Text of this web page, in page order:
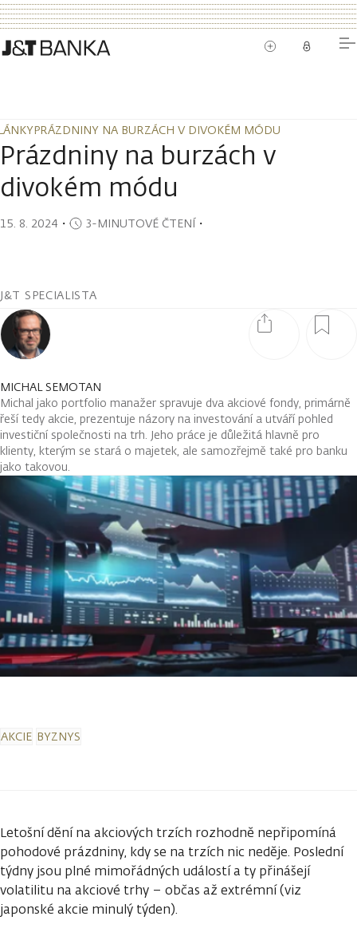
PRÁZDNINY NA BURZÁCH V DIVOKÉM MÓDU
Prázdniny na burzách v
divokém módu
15. 8. 2024 ・ 3-MINUTOVÉ ČTENÍ・
J&T SPECIALISTA
MICHAL SEMOTAN
Michal jako portfolio manažer spravuje dva akciové fondy, primárně
řeší tedy akcie, prezentuje názory na investování a utváří pohled
investiční společnosti na trh. Jeho práce je důležitá hlavně pro
klienty, kterým se stará o majetek, ale samozřejmě také pro banku
jako takovou.
AKCIE BYZNYS
Letošní dění na akciových trzích rozhodně nepřipomíná
pohodové prázdniny, kdy se na trzích nic neděje. Poslední
týdny jsou plné mimořádných událostí a ty přinášejí
volatilitu na akciové trhy – občas až extrémní (viz
japonské akcie minulý týden).